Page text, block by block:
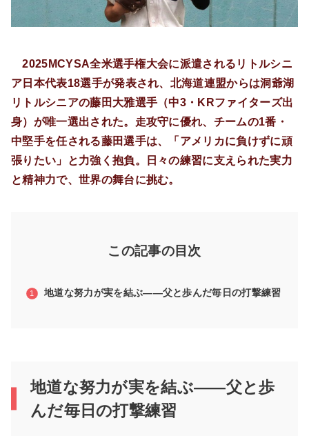
2025MCYSA全米選手権大会に派遣されるリトルシニ
ア日本代表18選手が発表され、北海道連盟からは洞爺湖
リトルシニアの藤田大雅選手（中3・KRファイターズ出
身）が唯一選出された。走攻守に優れ、チームの1番・
中堅手を任される藤田選手は、「アメリカに負けずに頑
張りたい」と力強く抱負。日々の練習に支えられた実力
と精神力で、世界の舞台に挑む。
この記事の目次
地道な努力が実を結ぶ――父と歩んだ毎日の打撃練習
地道な努力が実を結ぶ――父と歩
んだ毎日の打撃練習